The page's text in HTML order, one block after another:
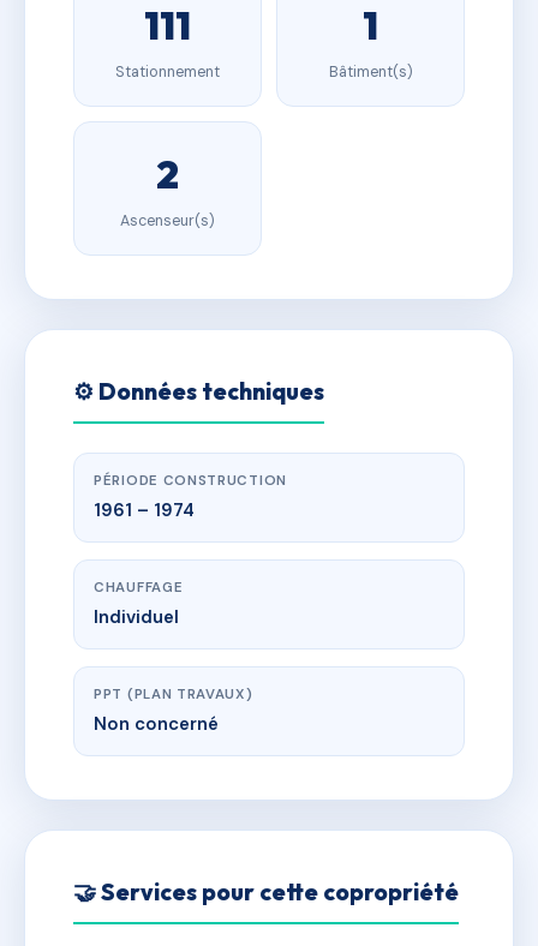
111
Stationnement
1
Bâtiment(s)
2
Ascenseur(s)
⚙️ Données techniques
PÉRIODE CONSTRUCTION
1961 – 1974
CHAUFFAGE
Individuel
PPT (PLAN TRAVAUX)
Non concerné
🤝 Services pour cette copropriété